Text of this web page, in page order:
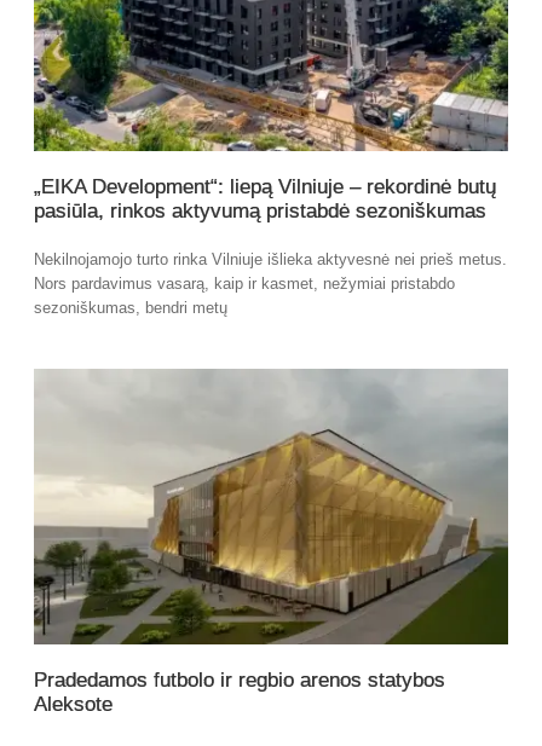
„EIKA Development“: liepą Vilniuje – rekordinė butų
pasiūla, rinkos aktyvumą pristabdė sezoniškumas
Nekilnojamojo turto rinka Vilniuje išlieka aktyvesnė nei prieš metus.
Nors pardavimus vasarą, kaip ir kasmet, nežymiai pristabdo
sezoniškumas, bendri metų
Pradedamos futbolo ir regbio arenos statybos
Aleksote